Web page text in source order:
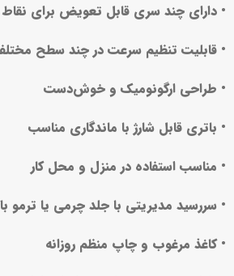
• دارای چند سری قابل تعویض برای
• قابلیت تنظیم سرعت در چند سطح
• طراحی ارگونومیک و خوش‌دست
• باتری قابل شارژ با ماندگاری مناسب
• مناسب استفاده در منزل و محل کار
• سررسید مدیریتی با جلد چرمی یا ترمو
• کاغذ مرغوب و چاپ منظم روزانه